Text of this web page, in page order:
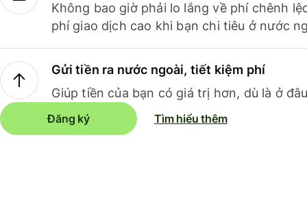
Không bao giờ phải lo lắng về phí chênh
phí giao dịch cao khi bạn chi tiêu ở nước
Gửi tiền ra nước ngoài, tiết kiệm phí
Giúp tiền của bạn có giá trị hơn, dù là ở
Đăng ký Tìm hiểu thêm